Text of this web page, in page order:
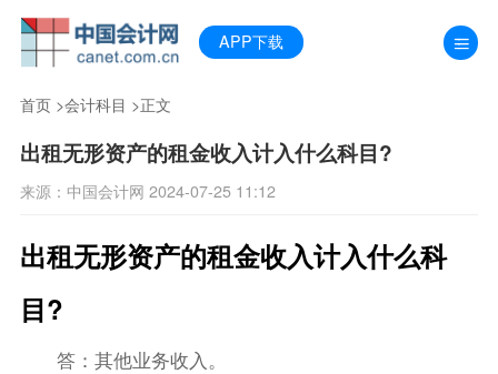
APP下载
首页>会计科目 >正文
出租无形资产的租金收入计入什么科目?
来源：中国会计网 2024-07-25 11:12
出租无形资产的租金收入计入什么科
目?
答：其他业务收入。